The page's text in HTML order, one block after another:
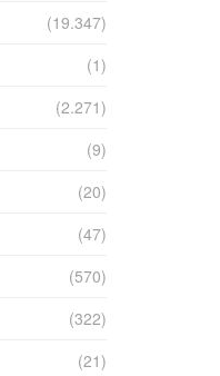
(19.347)
(1)
(2.271)
(9)
(20)
(47)
(570)
(322)
(21)